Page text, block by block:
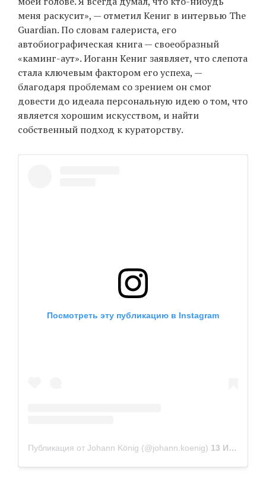
меня раскусит», — отметил Кениг в интервью The
Guardian. По словам галериста, его
автобиографическая книга — своеобразный
«каминг-аут». Иоганн Кениг заявляет, что слепота
стала ключевым фактором его успеха, —
благодаря проблемам со зрением он смог
довести до идеала персональную идею о том, что
является хорошим искусством, и найти
собственный подход к кураторству.
Посмотреть эту публикацию в Instagram
Публикация от Johann König (@johann.koenig) 13 Июн 2019 в 8:01 PDT